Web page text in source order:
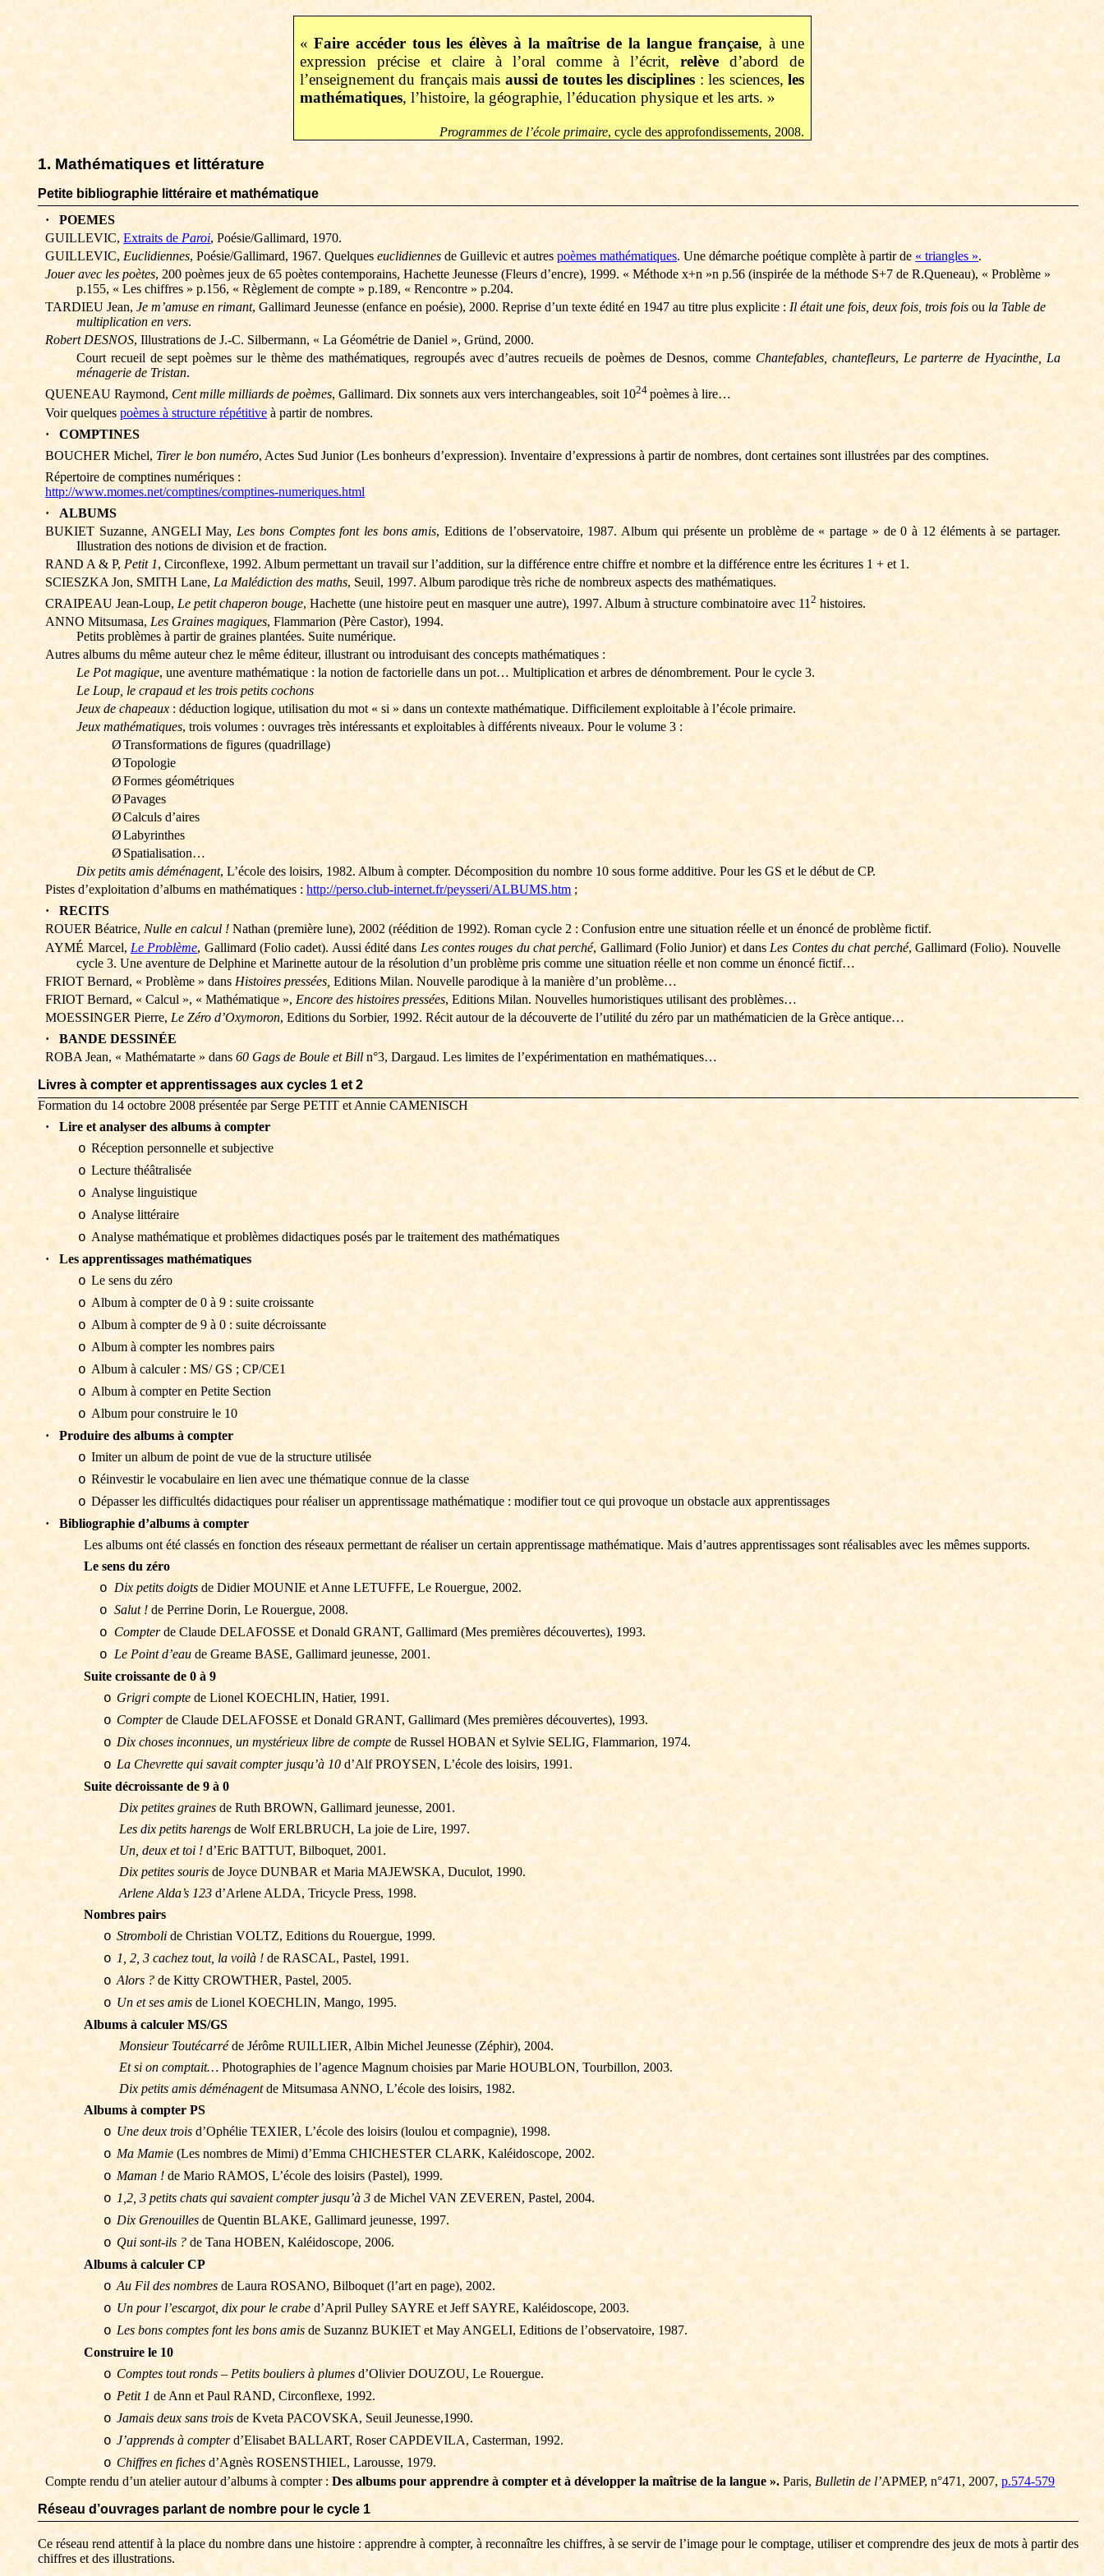
«Faire accéder tous les élèves à la maîtrise de la langue française, à une
expression précise et claire à l’oral comme à l’écrit,relève d’abord de
l’enseignement du français mais aussi de toutes les disciplines : les sciences,les
mathématiques, l’histoire, la géographie, l’éducation physique et les arts. »
Programmes de l’école primaire, cycle des approfondissements, 2008.
1. Mathématiques et littérature
Petite bibliographie littéraire et mathématique
·
POEMES
GUILLEVIC,Extraits de Paroi, Poésie/Gallimard, 1970.
GUILLEVIC, Euclidiennes, Poésie/Gallimard, 1967. Quelqueseuclidiennes de Guillevic et autrespoèmes mathématiques. Une démarche poétique complète à partir de « triangles ».
Jouer avec les poètes, 200 poèmes jeux de 65 poètes contemporains, Hachette Jeunesse (Fleurs d’encre), 1999. « Méthode x+n »n p.56 (inspirée de la méthode S+7 deR.Queneau), « Problème »
p.155, « Les chiffres » p.156, « Règlement de compte » p.189, « Rencontre » p.204.
TARDIEU Jean,Je m’amuse en rimant, Gallimard Jeunesse (enfance en poésie), 2000. Reprise d’un texte édité en 1947 au titre plus explicite : Il était une fois, deux fois, trois foisou la Table de
multiplication en vers.
Robert DESNOS, Illustrations de J.-C. Silbermann, «La Géométrie de Daniel »,Gründ, 2000.
Court recueil de sept poèmes sur le thème des mathématiques, regroupés avec d’autres recueils de poèmes de Desnos, comme Chantefables, chantefleurs, Le parterrede Hyacinthe, La
ménagerie de Tristan.
QUENEAU Raymond, Cent mille milliards de poèmes, Gallimard. Dix sonnets aux vers interchangeables, soit 1024poèmes à lire…
Voir quelquespoèmes à structure répétitive à partir de nombres.
·
COMPTINES
BOUCHER Michel, Tirer le bon numéro, Actes Sud Junior (Les bonheurs d’expression). Inventaire d’expressions à partir de nombres, dont certaines sont illustrées par des comptines.
Répertoire de comptines numériques :
http://www.momes.net/comptines/comptines-numeriques.html
·
ALBUMS
BUKIET Suzanne, ANGELI May, Les bons Comptes font les bons amis, Editions de l’observatoire, 1987. Album qui présente un problème de « partage » de 0 à 12 éléments à se partager.
Illustration des notions de division et de fraction.
RAND A & P, Petit 1, Circonflexe, 1992. Album permettant un travail sur l’addition, sur la différence entre chiffre et nombre et la différence entre les écritures 1 + et 1.
SCIESZKA Jon, SMITHLane, La Malédiction des maths, Seuil, 1997. Album parodique très riche de nombreux aspects des mathématiques.
CRAIPEAU Jean-Loup, Le petit chaperon bouge, Hachette (une histoire peut en masquer une autre), 1997. Album à structure combinatoire avec 112 histoires.
ANNOMitsumasa, Les Graines magiques, Flammarion (Père Castor), 1994.
Petits problèmes à partir de graines plantées. Suite numérique.
Autres albums du même auteur chez le même éditeur, illustrant ou introduisant des concepts mathématiques :
Le Pot magique, une aventure mathématique : la notion de factorielle dans un pot… Multiplication et arbres de dénombrement. Pour le cycle 3.
Le Loup, le crapaud et les trois petits cochons
Jeux de chapeaux : déduction logique, utilisation du mot « si » dans un contexte mathématique. Difficilement exploitable à l’école primaire.
Jeux mathématiques, trois volumes : ouvrages très intéressants et exploitables à différents niveaux. Pour le volume 3 :
ØTransformations de figures (quadrillage)
ØTopologie
ØFormes géométriques
ØPavages
ØCalculs d’aires
ØLabyrinthes
Ø Spatialisation…
Dix petits amis déménagent, L’école des loisirs, 1982. Album à compter. Décomposition du nombre 10 sous forme additive. Pour les GS et le début de CP.
Pistes d’exploitation d’albums en mathématiques :http://perso.club-internet.fr/peysseri/ALBUMS.htm ;
·
RECITS
ROUER Béatrice, Nulle en calcul ! Nathan (première lune), 2002 (réédition de 1992). Roman cycle 2 : Confusion entre une situation réelle et un énoncé de problème fictif.
AYMÉ Marcel, Le Problème, Gallimard (Folio cadet). Aussi édité dans Les contes rouges du chat perché, Gallimard (Folio Junior) et dans Les Contes du chat perché, Gallimard (Folio). Nouvelle
cycle 3. Une aventure de Delphine et Marinette autour de la résolution d’un problème pris comme une situation réelle et non comme un énoncé fictif…
FRIOT Bernard, « Problème » dans Histoires pressées,Editions Milan. Nouvelle parodique à la manière d’un problème…
FRIOT Bernard, « Calcul », « Mathématique », Encore des histoires pressées, Editions Milan. Nouvelles humoristiques utilisant des problèmes…
MOESSINGER Pierre, Le Zéro d’Oxymoron, Editions du Sorbier, 1992. Récit autour de la découverte de l’utilité du zéro par un mathématicien de la Grèce antique…
·
BANDE DESSINÉE
ROBA Jean, «Mathématarte » dans60 Gags de Boule et Billn°3, Dargaud. Les limites de l’expérimentation en mathématiques…
Livres à compter et apprentissages aux cycles1 et 2
Formation du 14 octobre 2008 présentée par Serge PETIT et Annie CAMENISCH
·
Lire et analyser des albums à compter
o Réception personnelle et subjective
o Lecture théâtralisée
o Analyse linguistique
o Analyse littéraire
o Analyse mathématique et problèmes didactiques posés par le traitement des mathématiques
·
Les apprentissages mathématiques
o Le sens du zéro
o Album à compter de 0 à 9 : suite croissante
o Album à compter de 9 à 0 : suite décroissante
o Album à compter les nombres pairs
o Album à calculer : MS/ GS ; CP/CE1
o Album à compter en Petite Section
o Album pour construire le 10
·
Produire des albums à compter
o Imiter un album de point de vue de la structure utilisée
o Réinvestir le vocabulaire en lien avec une thématique connue de la classe
o Dépasser les difficultés didactiques pour réaliser un apprentissage mathématique : modifier tout ce qui provoque un obstacle aux apprentissages
·
Bibliographie d’albums à compter
Les albums ont été classés en fonction des réseaux permettant de réaliser un certain apprentissage mathématique. Mais d’autres apprentissages sont réalisables avec les mêmes supports.
Le sens du zéro
o Dix petits doigtsde Didier MOUNIE et Anne LETUFFE, Le Rouergue, 2002.
o Salut ! de PerrineDorin, Le Rouergue, 2008.
o Compterde Claude DELAFOSSE et Donald GRANT, Gallimard (Mes premières découvertes), 1993.
o Le Point d’eau deGreame BASE, Gallimard jeunesse, 2001.
Suite croissante de 0 à 9
o Grigri compte de Lionel KOECHLIN, Hatier, 1991.
o Compterde Claude DELAFOSSE et Donald GRANT, Gallimard (Mes premières découvertes), 1993.
o Dix choses inconnues, un mystérieux libre de compte de Russel HOBAN et Sylvie SELIG, Flammarion, 1974.
o La Chevrette qui savait compter jusqu’à 10 d’Alf PROYSEN, L’école des loisirs, 1991.
Suite décroissante de 9 à 0
Dix petites grainesde Ruth BROWN, Gallimard jeunesse, 2001.
Les dix petits harengsde Wolf ERLBRUCH, La joie de Lire, 1997.
Un, deux et toi !d’Eric BATTUT, Bilboquet, 2001.
Dix petites sourisde Joyce DUNBAR et Maria MAJEWSKA,Duculot, 1990.
Arlene Alda’s 123 d’Arlene ALDA, TricyclePress, 1998.
Nombres pairs
o Stromboli de Christian VOLTZ, Editions du Rouergue, 1999.
o 1, 2, 3 cachez tout, la voilà !de RASCAL, Pastel, 1991.
o Alors ? de Kitty CROWTHER, Pastel, 2005.
o Un et ses amis de Lionel KOECHLIN, Mango, 1995.
Albums à calculer MS/GS
Monsieur Toutécarréde Jérôme RUILLIER, Albin Michel Jeunesse (Zéphir), 2004.
Et si on comptait… Photographies de l’agence Magnum choisies par Marie HOUBLON, Tourbillon, 2003.
Dix petits amis déménagentdeMitsumasa ANNO, L’école des loisirs, 1982.
Albums à compter PS
o Une deux troisd’Ophélie TEXIER, L’école des loisirs (loulou et compagnie), 1998.
o Ma Mamie (Les nombres de Mimi) d’Emma CHICHESTER CLARK, Kaléidoscope, 2002.
o Maman !de Mario RAMOS, L’école des loisirs (Pastel), 1999.
o 1,2, 3 petits chats qui savaient compter jusqu’à 3 de Michel VAN ZEVEREN, Pastel, 2004.
o Dix Grenouillesde Quentin BLAKE, Gallimard jeunesse, 1997.
o Qui sont-ils ?de Tana HOBEN, Kaléidoscope, 2006.
Albums à calculer CP
o Au Fil des nombres de Laura ROSANO, Bilboquet (l’art en page), 2002.
o Un pour l’escargot, dix pour le crabe d’AprilPulley SAYRE et Jeff SAYRE, Kaléidoscope, 2003.
o Les bons comptes font les bons amisde Suzannz BUKIET et May ANGELI, Editions de l’observatoire, 1987.
Construire le 10
o Comptestout ronds – Petits bouliers à plumes d’Olivier DOUZOU, Le Rouergue.
o Petit 1de Ann et Paul RAND, Circonflexe, 1992.
o Jamais deux sans troisdeKveta PACOVSKA, Seuil Jeunesse,1990.
o J’apprends à compterd’Elisabet BALLART, Roser CAPDEVILA, Casterman, 1992.
o Chiffres en fichesd’Agnès ROSENSTHIEL, Larousse, 1979.
Compte rendu d’un atelier autour d’albums à compter :Des albums pour apprendre à compter et à développer la maîtrise de la langue ». Paris, Bulletin de l’APMEP, n°471, 2007,p.574-579
Réseau d’ouvrages parlant de nombre pour le cycle 1
Ce réseau rend attentif à la place du nombre dans une histoire : apprendre à compter, à reconnaître les chiffres, à se servir de l’image pour le comptage, utiliser et comprendre des jeux de mots à partir des
chiffres et des illustrations.